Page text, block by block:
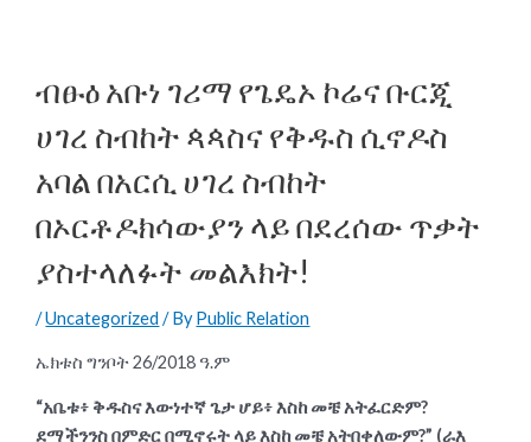
ብፁዕ አቡነ ገሪማ የጌዴኦ ኮሬና ቡርጂ
ሀገረ ስብከት ጳጳስና የቅዱስ ሲኖዶስ
አባል በአርሲ ሀገረ ስብከት
በኦርቶዶክሳውያን ላይ በደረሰው ጥቃት
ያስተላለፉት መልእክት!
/Uncategorized / ByPublic Relation
ኤክቱስ ግንቦት 26/2018 ዓ.ም
“አቤቱ፥ ቅዱስና እውነተኛ ጌታ ሆይ፥ እስከ መቼ አትፈርድም?
ደማችንንስ በምድር በሚኖሩት ላይ እስከ መቼ አትበቀለውም?” (ራእ